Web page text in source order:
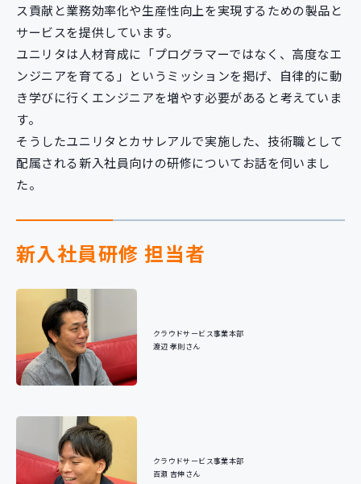
ス貢献と業務効率化や生産性向上を実現するための製品と
サービスを提供しています。
ユニリタは人材育成に「プログラマーではなく、高度なエ
ンジニアを育てる」というミッションを掲げ、自律的に動
き学びに行くエンジニアを増やす必要があると考えていま
す。
そうしたユニリタとカサレアルで実施した、技術職として
配属される新入社員向けの研修についてお話を伺いまし
た。
新入社員研修 担当者
クラウドサービス事業本部
渡辺 孝則さん
クラウドサービス事業本部
百瀬 吉伸さん